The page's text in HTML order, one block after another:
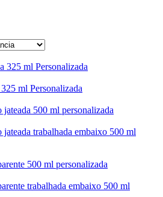
325 ml Personalizada
ml Personalizada
500 ml personalizada
trabalhada embaixo 500 ml
500 ml personalizada
trabalhada embaixo 500 ml